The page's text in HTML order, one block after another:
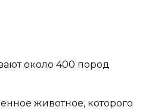
около 400 пород
животное, которого